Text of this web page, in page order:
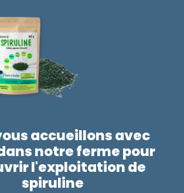
accueillons avec
notre ferme pour
l'exploitation de
spiruline